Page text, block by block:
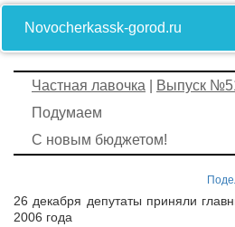
Novocherkassk-gorod.ru
Частная лавочка Выпуск
Подумаем
С новым бюджетом!
26 декабря депутаты приняли
2006 года